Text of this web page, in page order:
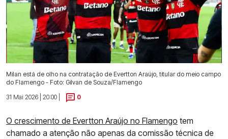
Milan está de olho na contratação de Evertton Araújo, titular do meio campo
do Flamengo - Foto: Gilvan de Souza/Flamengo
31 Mai 2026 | 20:00 |
0
O crescimento de Evertton Araújo no Flamengo tem
chamado a atenção não apenas da comissão técnica de